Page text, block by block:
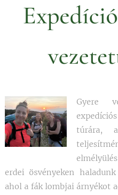
Gyere
túrára,
erdei ösvényeken
ahol a fák lombjai árnyékot